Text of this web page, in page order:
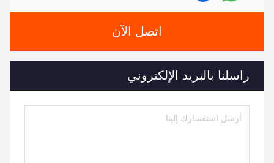
اتصل الآن
راسلنا بالبريد الإلكتروني